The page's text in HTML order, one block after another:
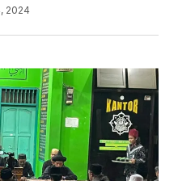
2024